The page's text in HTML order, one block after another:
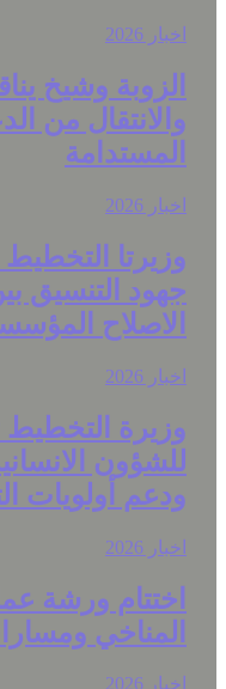
وشيخ
من الدعم
التخطيط
التنسيق بين
المؤسسي
التخطيط
الانسانية
أولويات
ورشة عمل
ومسارات